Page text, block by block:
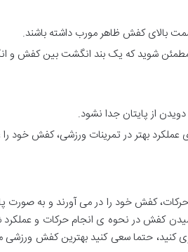
قسمت بالای کفش ظاهر مورب داشته باشند.
مطمئن شوید که یک بند انگشت بین کفش و
از پایتان جدا نشود.
عملکرد بهتر در تمرینات ورزشی، کفش
کفش خود را در می آورند و به صورت
کفش در نحوه ی انجام حرکات و عملکرد
کنید، حتما سعی کنید بهترین کفش